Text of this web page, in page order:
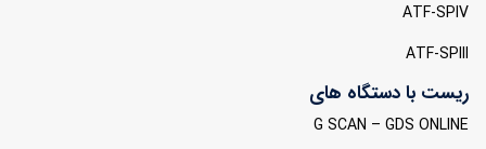
ATF-SPIV
ATF-SPIII
ریست با دستگاه های
G SCAN – GDS ONLINE